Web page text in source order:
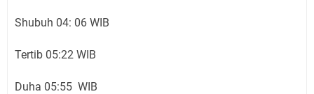
Shubuh 04: 06 WIB
Tertib 05:22 WIB
Duha 05:55 WIB